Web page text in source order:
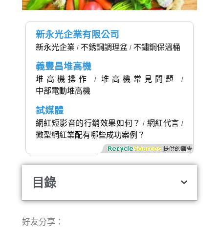
新永光企業有限公司
新永光企業 / 不銹鋼調理盆/ 不鏽鋼保溫桶
義豐昌堆高機
堆高機操作 / 堆高機常見問題 /
中部電動堆高機
試媒體
網紅短影音的行銷效果如何？ / 網紅代言 /
微型網紅業配有哪些成功案例？
目錄
好友分享：